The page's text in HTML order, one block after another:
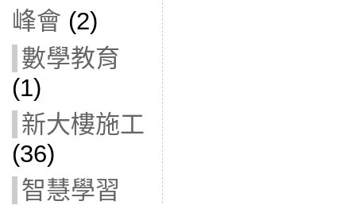
峰會 (2)
數學教育
(1)
新大樓施工
(36)
智慧學習